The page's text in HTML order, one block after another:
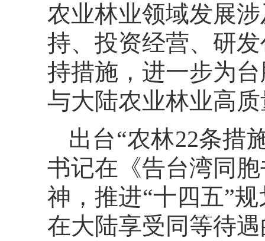
农业林业领域发展
持、投资经营、研
持措施，进一步为
与大陆农业林业高
出台“农林22条措
书记在《告台湾同
神，推进“十四五”
在大陆享受同等待